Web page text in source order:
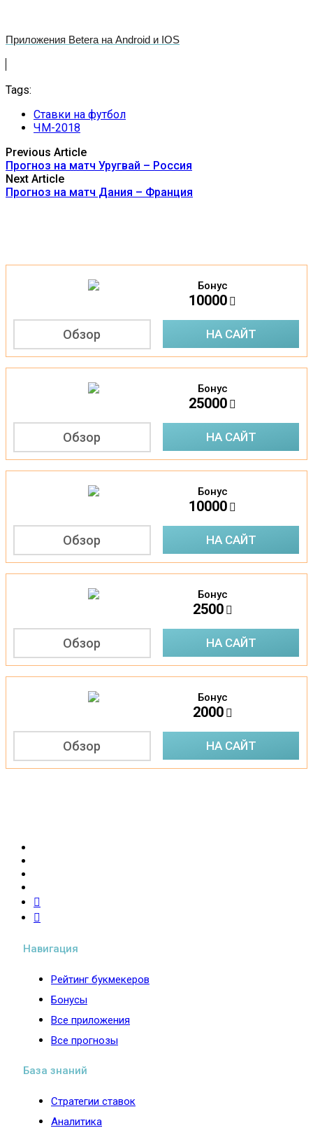
Приложения Betera на Android и IOS
Tags:
Ставки на футбол
ЧМ-2018
Previous Article
Прогноз на матч Уругвай – Россия
Next Article
Прогноз на матч Дания – Франция
Бонус
10000
Обзор НА САЙТ
Бонус
25000
Обзор НА САЙТ
Бонус
10000
Обзор НА САЙТ
Бонус
2500
Обзор НА САЙТ
Бонус
2000
Обзор НА САЙТ
Навигация
Рейтинг букмекеров
Бонусы
Все приложения
Все прогнозы
База знаний
Стратегии ставок
Аналитика